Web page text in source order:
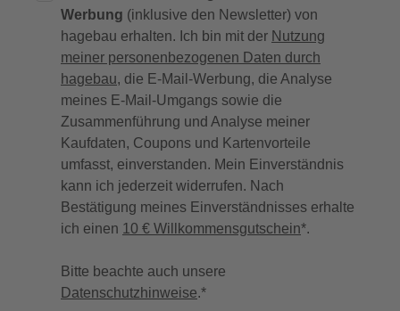
Werbung (inklusive den Newsletter) von
hagebau erhalten. Ich bin mit der Nutzung
meiner personenbezogenen Daten durch
hagebau, die E-Mail-Werbung, die Analyse
meines E-Mail-Umgangs sowie die
Zusammenführung und Analyse meiner
Kaufdaten, Coupons und Kartenvorteile
umfasst, einverstanden. Mein Einverständnis
kann ich jederzeit widerrufen. Nach
Bestätigung meines Einverständnisses erhalte
ich einen 10 € Willkommensgutschein*.
Bitte beachte auch unsere
Datenschutzhinweise.